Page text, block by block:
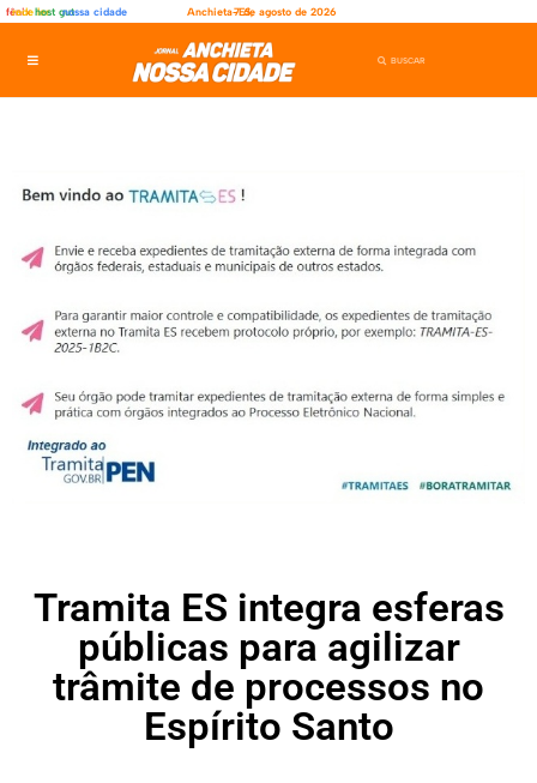
fênix
rede lerhost gutnossa cidade Anchieta-ES,7 de agosto de 2026
Tramita ES integra esferas
públicas para agilizar
trâmite de processos no
Espírito Santo